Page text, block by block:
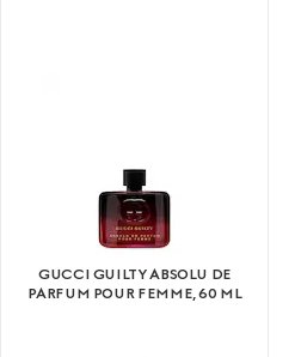
GUCCI GUILTY ABSOLU DE
PARFUM POUR FEMME, 60 ML